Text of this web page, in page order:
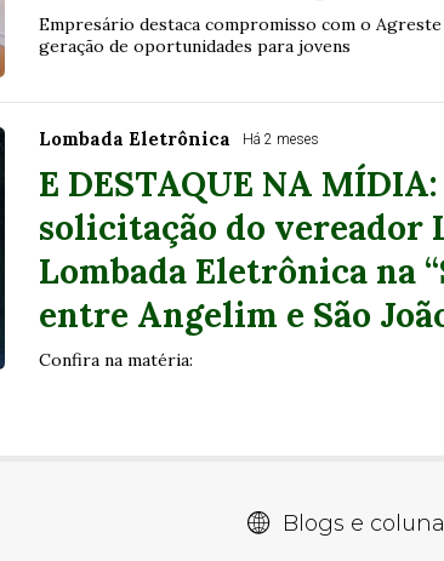
Empresário destaca compromisso com o
geração de oportunidades para jovens
Lombada Eletrônica Há 2 meses
E DESTAQUE NA
solicitação do vereador
Lombada Eletrônica na
entre Angelim e São
Confira na matéria:
Blogs e